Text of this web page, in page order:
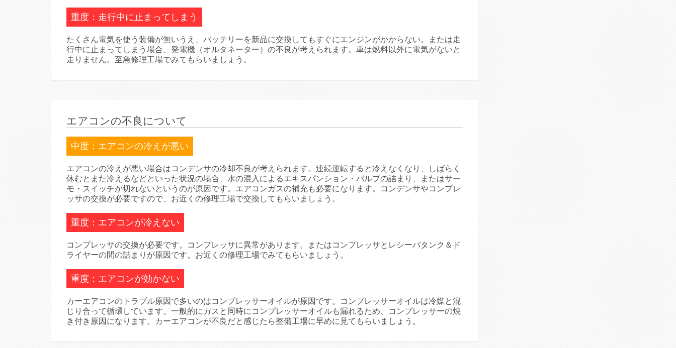
重度：走行中に止まってしまう
たくさん電気を使う装備が無いうえ、バッテリーを新品に交換してもすぐにエンジンがかからない。または走
行中に止まってしまう場合、発電機（オルタネーター）の不良が考えられます。車は燃料以外に電気がないと
走りません。至急修理工場でみてもらいましょう。
エアコンの不良について
中度：エアコンの冷えが悪い
エアコンの冷えが悪い場合はコンデンサの冷却不良が考えられます。連続運転すると冷えなくなり、しばらく
休むとまた冷えるなどといった状況の場合、水の混入によるエキスパンション・バルブの詰まり、またはサー
モ・スイッチが切れないというのが原因です。エアコンガスの補充も必要になります。コンデンサやコンプレ
ッサの交換が必要ですので、お近くの修理工場で交換してもらいましょう。
重度：エアコンが冷えない
コンプレッサの交換が必要です。コンプレッサに異常があります。またはコンプレッサとレシーバタンク＆ド
ライヤーの間の詰まりが原因です。お近くの修理工場でみてもらいましょう。
重度：エアコンが効かない
カーエアコンのトラブル原因で多いのはコンプレッサーオイルが原因です。コンプレッサーオイルは冷媒と混
じり合って循環しています。一般的にガスと同時にコンプレッサーオイルも漏れるため、コンプレッサーの焼
き付き原因になります。カーエアコンが不良だと感じたら整備工場に早めに見てもらいましょう。